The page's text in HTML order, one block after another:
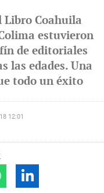
Libro Coahuila
estuvieron
de editoriales
las edades. Una
todo un éxito
12:01